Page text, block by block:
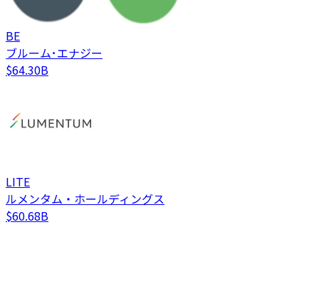
BE
ブルーム･エナジー
$64.30B
LITE
ルメンタム・ホールディングス
$60.68B